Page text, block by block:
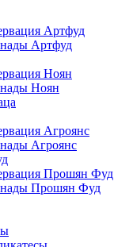
Артфуд
Артфуд
Ноян
Ноян
Агроянс
Агроянс
Прошян Фуд
Прошян Фуд